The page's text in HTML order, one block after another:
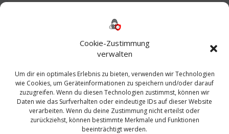
Cookie-Zustimmung
verwalten
Um dir ein optimales Erlebnis zu bieten, verwenden wir Technologien
wie Cookies, um Geräteinformationen zu speichern und/oder darauf
zuzugreifen. Wenn du diesen Technologien zustimmst, können wir
Daten wie das Surfverhalten oder eindeutige IDs auf dieser Website
verarbeiten. Wenn du deine Zustimmung nicht erteilst oder
zurückziehst, können bestimmte Merkmale und Funktionen
beeinträchtigt werden.
Bautagebuch
Exchange firewall Fritzbox
Microsoft
Sanierung SBS Security Server Sicherheit
Sicherung SIEM Sophos SSL Ubuntu
Update Upgrade UTM VCenter VCSA Veeam
VMWare VPN WAZUH Windows
Zertifikat